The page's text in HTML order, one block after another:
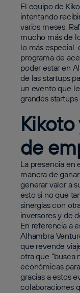
El equipo de
intentando
varios meses,
mucho más de
lo más especial
programa de
poder estar en
de las startups
un evento que
grandes startups
de
La presencia en
manera de
generar valor a
esto si no que
sinergias con
inversores y de
En referencia a
Alhambra
que revende
otra que “busca
económicas
gracias a estos
colaboraciones